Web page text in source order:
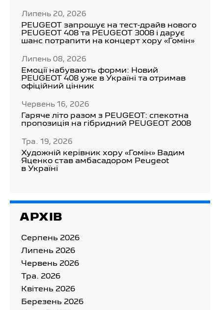
Липень 20, 2026
PEUGEOT запрошує на тест-драйв нового
PEUGEOT 408 та PEUGEOT 3008 і дарує
шанс потрапити на концерт хору «Гомін»
Липень 08, 2026
Емоції набувають форми: Новий
PEUGEOT 408 уже в Україні та отримав
офіційний цінник
Червень 16, 2026
Гаряче літо разом з PEUGEOT: спекотна
пропозиція на гібридний PEUGEOT 2008
Тра. 19, 2026
Художній керівник хору «Гомін» Вадим
Яценко став амбасадором Peugeot
в Україні
АРХІВ
Серпень 2026
Липень 2026
Червень 2026
Тра. 2026
Квітень 2026
Березень 2026